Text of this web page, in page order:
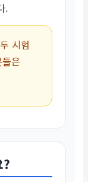
.
시험
은
?